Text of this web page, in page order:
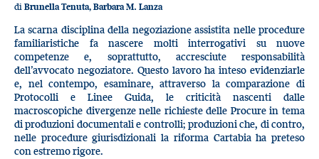
di Brunella Tenuta, Barbara M. Lanza
La scarna disciplina della negoziazione assistita nelle procedure
familiaristiche fa nascere molti interrogativi su nuove
competenze e, soprattutto, accresciute responsabilità
dell’avvocato negoziatore. Questo lavoro ha inteso evidenziarle
e, nel contempo, esaminare, attraverso la comparazione di
Protocolli e Linee Guida, le criticità nascenti dalle
macroscopiche divergenze nelle richieste delle Procure in tema
di produzioni documentali e controlli; produzioni che, di contro,
nelle procedure giurisdizionali la riforma Cartabia ha preteso
con estremo rigore.